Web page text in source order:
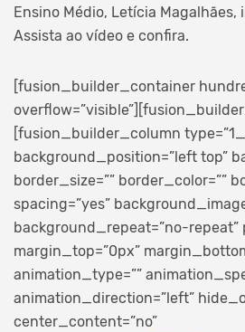
Ensino Médio, Letícia Magalhães,
Assista ao vídeo e confira.
[fusion_builder_container
[fusion_builder_column
background_position=”left top”
border_size=”” border_color=””
spacing=”yes”
background_repeat=”no-repeat”
margin_top=”0px”
animation_type=””
animation_direction=”left”
center_content=”no”